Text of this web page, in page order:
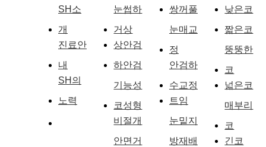
SH소
개
진료안
내
SH의
노력
눈썹하
거상
상안검
하안검
기능성
코성형
비절개
안면거
쌍꺼풀
눈매교
정
안검하
수교정
트임
눈밑지
방재배
낮은코
짧은코
뚱뚱한
코
넓은코
매부리
코
긴코